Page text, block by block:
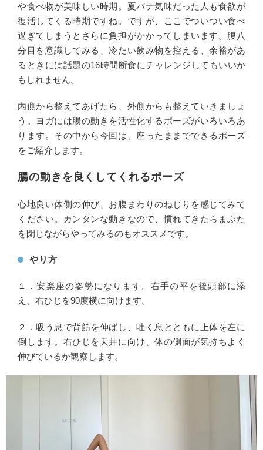
や食べ物が美味しい時期。夏バテ気味だった人も食欲が
復活してくる時期ですね。ですが、ここでついつい食べ
過ぎてしまうとさらに負担がかかってしまいます。腹八
分目を意識してみる、冷たい飲み物を控える、余裕があ
るときには話題の16時間断食にチャレンジしてもいいか
もしれません。
内側から整えてあげたら、外側からも整えていきましょ
う。ヨガには腸の動きを活性化するポーズがいろいろあ
ります。その中から今回は、座ったままでできるポーズ
をご紹介します。
腸の動きを良くしてくれるポーズ
心地良い体側の伸び、お腹まわりのねじりを感じてみて
ください。カンタンな動きなので、慣れてきたらまぶた
を閉じながらやってみるのもオススメです。
やり方
１．安楽座の姿勢になります。右手の平を後頭部に添
え、右ひじを90度横に向けます。
２．吸う息で背筋を伸ばし、吐く息とともに上体を左に
倒します。右ひじを天井に向け、体の側面が気持ちよく
伸びているか観察します。